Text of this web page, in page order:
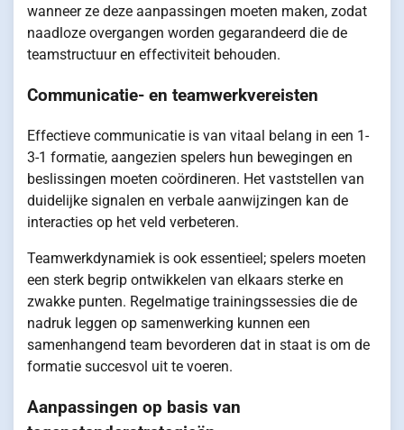
wanneer ze deze aanpassingen moeten maken, zodat
naadloze overgangen worden gegarandeerd die de
teamstructuur en effectiviteit behouden.
Communicatie- en teamwerkvereisten
Effectieve communicatie is van vitaal belang in een 1-
3-1 formatie, aangezien spelers hun bewegingen en
beslissingen moeten coördineren. Het vaststellen van
duidelijke signalen en verbale aanwijzingen kan de
interacties op het veld verbeteren.
Teamwerkdynamiek is ook essentieel; spelers moeten
een sterk begrip ontwikkelen van elkaars sterke en
zwakke punten. Regelmatige trainingssessies die de
nadruk leggen op samenwerking kunnen een
samenhangend team bevorderen dat in staat is om de
formatie succesvol uit te voeren.
Aanpassingen op basis van